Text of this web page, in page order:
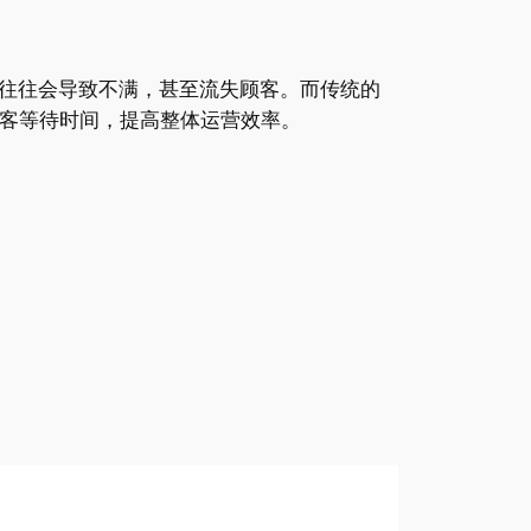
往会导致不满，甚至流失顾客。而传统的
待时间，提高整体运营效率。